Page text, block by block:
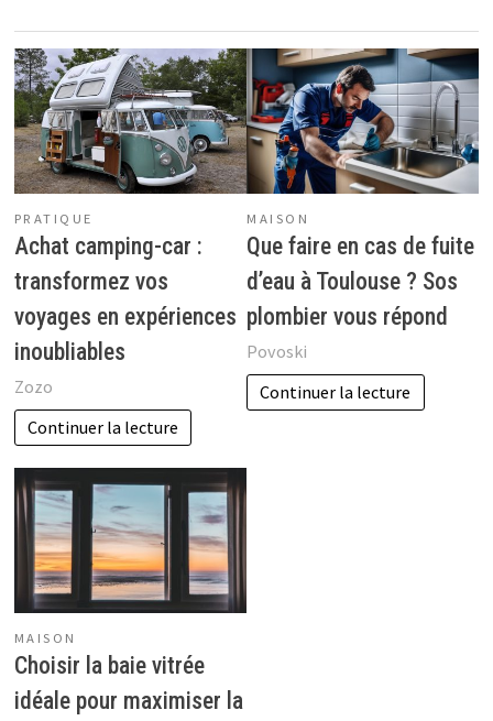
PRATIQUE
Achat camping-car :
transformez vos
voyages en expériences
inoubliables
Zozo
Continuer la lecture
MAISON
Que faire en cas de fuite
d’eau à Toulouse ? Sos
plombier vous répond
Povoski
Continuer la lecture
MAISON
Choisir la baie vitrée
idéale pour maximiser la